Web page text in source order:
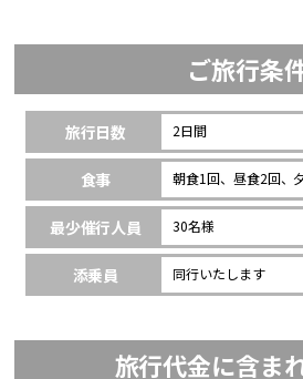
ご旅行条
旅行日数 2日間
食事 朝食1回、昼食2回、
最少催行人員 30名様
添乗員 同行いたします
旅行代金に含ま